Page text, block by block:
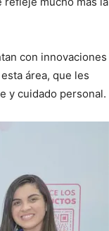
con innovaciones
área, que les
y cuidado personal.